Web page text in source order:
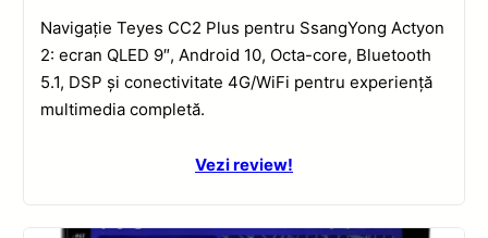
Navigație Teyes CC2 Plus pentru SsangYong Actyon
2: ecran QLED 9″, Android 10, Octa-core, Bluetooth
5.1, DSP și conectivitate 4G/WiFi pentru experiență
multimedia completă.
Vezi review!